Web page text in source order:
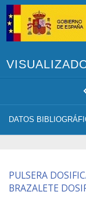
DATOS
PULSERA
BRAZALETE